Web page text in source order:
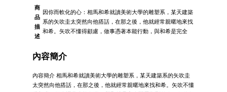
商
品
描
述
因你而軟化的心：相馬和希就讀美術大學的雕塑系，某天建築
系的矢吹圭太突然向他搭話，在那之後，他就經常親暱地來找
和希。矢吹不懂得顧慮，做事憑著本能行動，與和希是完全
內容簡介
內容簡介 相馬和希就讀美術大學的雕塑系，某天建築系的矢吹圭
太突然向他搭話，在那之後，他就經常親暱地來找和希。矢吹不懂